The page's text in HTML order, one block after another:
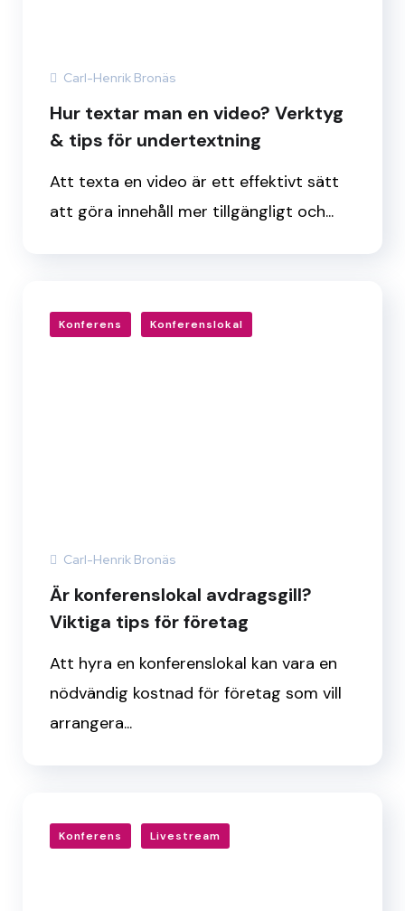
Carl-Henrik Bronäs
Hur textar man en video? Verktyg
& tips för undertextning
Att texta en video är ett effektivt sätt
att göra innehåll mer tillgängligt och...
Konferens Konferenslokal
Carl-Henrik Bronäs
Är konferenslokal avdragsgill?
Viktiga tips för företag
Att hyra en konferenslokal kan vara en
nödvändig kostnad för företag som vill
arrangera...
Konferens Livestream